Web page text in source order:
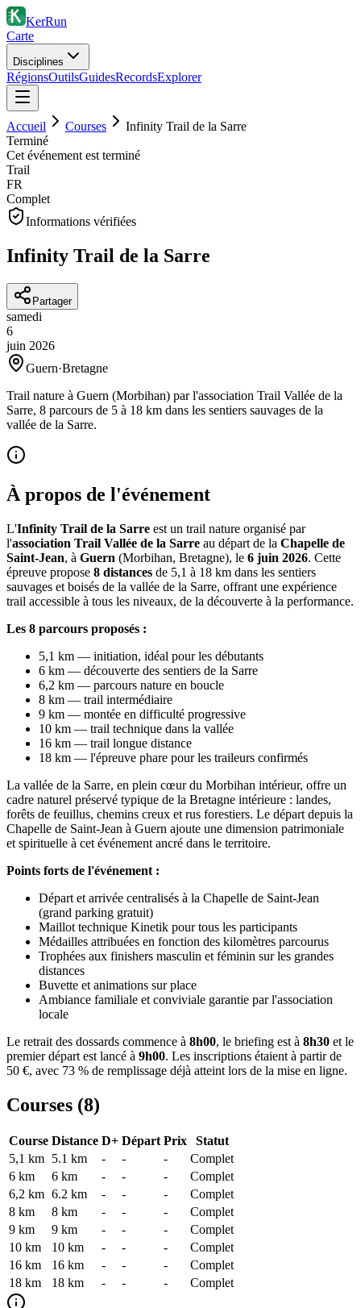
KerRun
Carte
Disciplines
RégionsOutilsGuidesRecordsExplorer
Accueil Courses
Infinity Trail de la Sarre
Terminé
Cet événement est terminé
Trail
FR
Complet
Informations vérifiées
Infinity Trail de la Sarre
Partager
samedi
6
juin 2026
Guern·Bretagne
Trail nature à Guern (Morbihan) par l'association Trail Vallée de la
Sarre, 8 parcours de 5 à 18 km dans les sentiers sauvages de la
vallée de la Sarre.
À propos de l'événement
L'Infinity Trail de la Sarre est un trail nature organisé par
l'association Trail Vallée de la Sarre au départ de la Chapelle de
Saint-Jean, à Guern (Morbihan, Bretagne), le 6 juin 2026. Cette
épreuve propose 8 distances de 5,1 à 18 km dans les sentiers
sauvages et boisés de la vallée de la Sarre, offrant une expérience
trail accessible à tous les niveaux, de la découverte à la performance.
Les 8 parcours proposés :
5,1 km — initiation, idéal pour les débutants
6 km — découverte des sentiers de la Sarre
6,2 km — parcours nature en boucle
8 km — trail intermédiaire
9 km — montée en difficulté progressive
10 km — trail technique dans la vallée
16 km — trail longue distance
18 km — l'épreuve phare pour les traileurs confirmés
La vallée de la Sarre, en plein cœur du Morbihan intérieur, offre un
cadre naturel préservé typique de la Bretagne intérieure : landes,
forêts de feuillus, chemins creux et rus forestiers. Le départ depuis la
Chapelle de Saint-Jean à Guern ajoute une dimension patrimoniale
et spirituelle à cet événement ancré dans le territoire.
Points forts de l'événement :
Départ et arrivée centralisés à la Chapelle de Saint-Jean
(grand parking gratuit)
Maillot technique Kinetik pour tous les participants
Médailles attribuées en fonction des kilomètres parcourus
Trophées aux finishers masculin et féminin sur les grandes
distances
Buvette et animations sur place
Ambiance familiale et conviviale garantie par l'association
locale
Le retrait des dossards commence à 8h00, le briefing est à 8h30 et le
premier départ est lancé à 9h00. Les inscriptions étaient à partir de
50 €, avec 73 % de remplissage déjà atteint lors de la mise en ligne.
Courses (8)
Course Distance D+ Départ Prix
Statut
5,1 km 5.1 km - - -
Complet
6 km
6 km - - -
Complet
6,2 km 6.2 km - - -
Complet
8 km
8 km - - -
Complet
9 km
9 km - - -
Complet
10 km
10 km - - -
Complet
16 km
16 km - - -
Complet
18 km
18 km - - - Complet